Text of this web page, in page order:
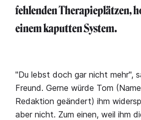
fehlenden Therapieplätzen,
einem kaputten System.
"Du lebst doch gar nicht mehr",
Freund. Gerne würde Tom
Redaktion geändert) ihm
aber nicht. Zum einen, weil ihm